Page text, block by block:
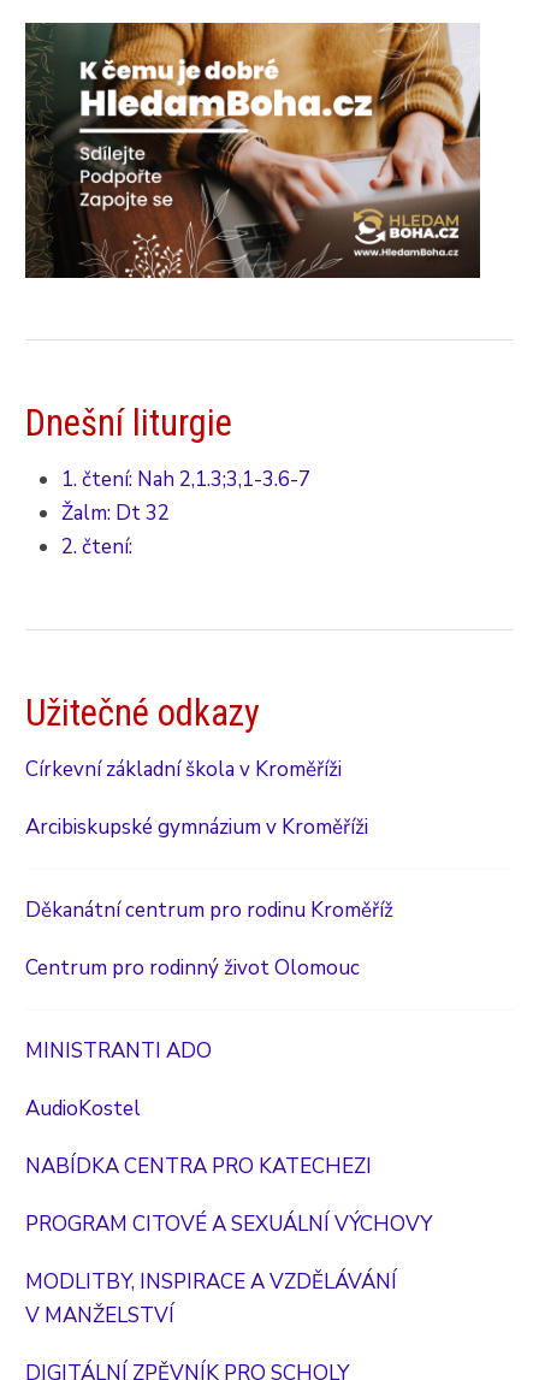
Dnešní liturgie
1. čtení: Nah 2,1.3;3,1-3.6-7
Žalm: Dt 32
2. čtení:
Užitečné odkazy
Církevní základní škola v Kroměříži
Arcibiskupské gymnázium v Kroměříži
Děkanátní centrum pro rodinu Kroměříž
Centrum pro rodinný život Olomouc
MINISTRANTI ADO
AudioKostel
NABÍDKA CENTRA PRO KATECHEZI
PROGRAM CITOVÉ A SEXUÁLNÍ VÝCHOVY
MODLITBY, INSPIRACE A VZDĚLÁVÁNÍ
V MANŽELSTVÍ
DIGITÁLNÍ ZPĚVNÍK PRO SCHOLY